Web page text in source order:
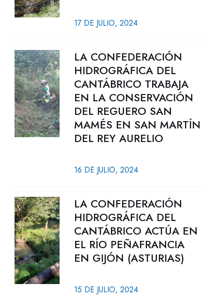
17 DE JULIO, 2024
LA CONFEDERACIÓN
HIDROGRÁFICA DEL
CANTÁBRICO TRABAJA
EN LA CONSERVACIÓN
DEL REGUERO SAN
MAMÉS EN SAN MARTÍN
DEL REY AURELIO
16 DE JULIO, 2024
LA CONFEDERACIÓN
HIDROGRÁFICA DEL
CANTÁBRICO ACTÚA EN
EL RÍO PEÑAFRANCIA
EN GIJÓN (ASTURIAS)
15 DE JULIO, 2024